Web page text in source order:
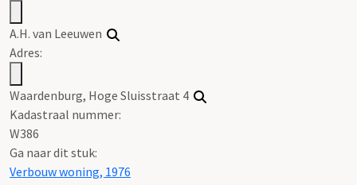
A.H. van Leeuwen
Adres:
Waardenburg, Hoge Sluisstraat 4
Kadastraal nummer:
W386
Ga naar dit stuk:
Verbouw woning, 1976